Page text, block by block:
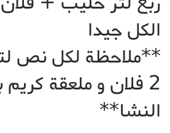
الكل جيدا
**ملاحظة لكل نص
2 فلان و ملعقة
النشا**